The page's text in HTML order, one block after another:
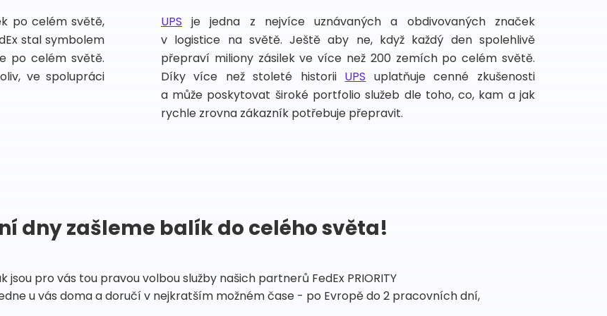
po celém světě,
stal symbolem
po celém světě.
ve spolupráci
UPS je jedna z nejvíce uznávaných a obdivovaných značek
v logistice na světě. Ještě aby ne, když každý den spolehlivě
přepraví miliony zásilek ve více než 200 zemích po celém světě.
Díky více než stoleté historii UPS uplatňuje cenné zkušenosti
a může poskytovat široké portfolio služeb dle toho, co, kam a jak
rychle zrovna zákazník potřebuje přepravit.
dny zašleme balík do celého světa!
pro vás tou pravou volbou služby našich partnerů FedEx PRIORITY
u vás doma a doručí v nejkratším možném čase - po Evropě do 2 pracovních dní,